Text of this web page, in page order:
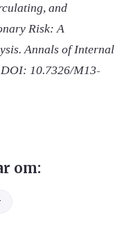
and
Risk: A
Annals of Internal
10.7326/M13-
om: